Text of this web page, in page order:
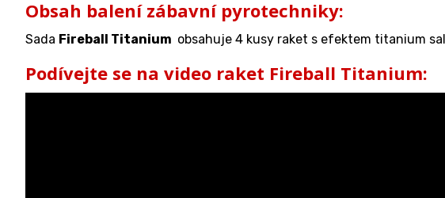
Obsah balení zábavní pyrotechniky:
Sada Fireball Titanium obsahuje 4 kusy raket s efektem titanium
Podívejte se na video raket Fireball Titanium: